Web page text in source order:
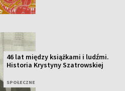
46 lat między książkami i ludźmi.
Historia Krystyny Szatrowskiej
SPOŁECZNE